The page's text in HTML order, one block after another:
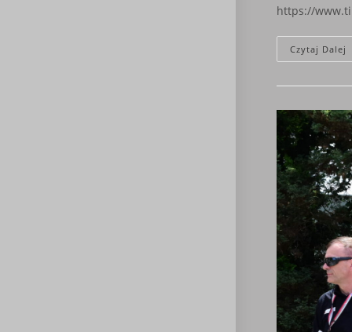
https://
Czytaj Dalej